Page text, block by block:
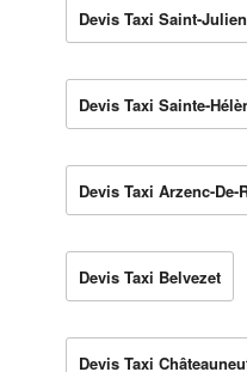
Devis Taxi Saint-
Devis Taxi Sainte-
Devis Taxi Arzenc-De-
Devis Taxi Belvezet
Devis Taxi